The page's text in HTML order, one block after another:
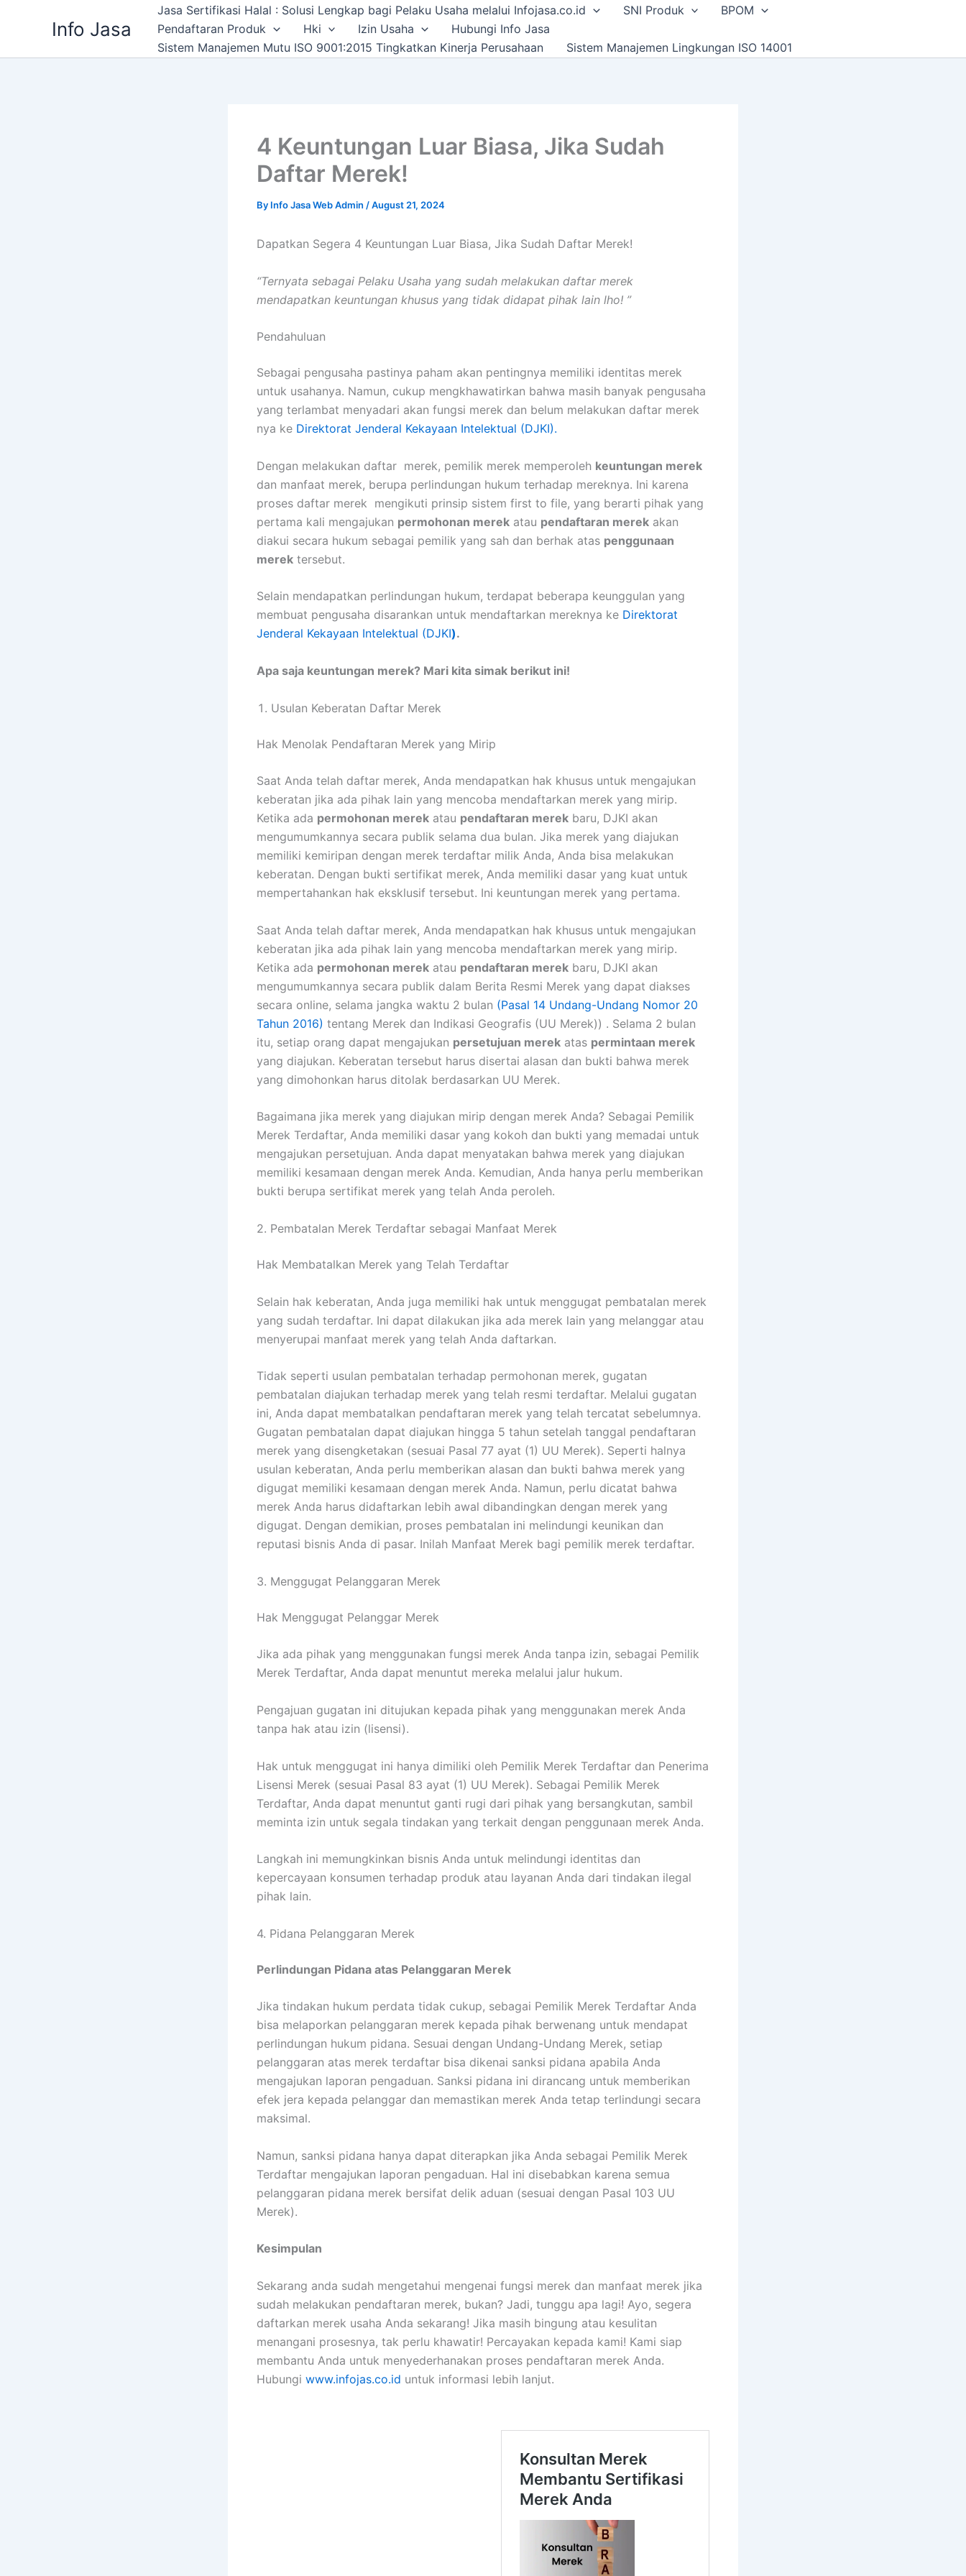
Info Jasa
Jasa Sertifikasi Halal : Solusi Lengkap bagi Pelaku Usaha melalui Infojasa.co.id SNI Produk
BPOM
Pendaftaran Produk
Hki Izin Usaha
Hubungi Info Jasa
Sistem Manajemen Mutu ISO 9001:2015 Tingkatkan Kinerja Perusahaan
Sistem Manajemen Lingkungan ISO 14001
4 Keuntungan Luar Biasa, Jika Sudah
Daftar Merek!
By Info Jasa Web Admin /August 21, 2024
Dapatkan Segera 4 Keuntungan Luar Biasa, Jika Sudah Daftar Merek!
“Ternyata sebagai Pelaku Usaha yang sudah melakukan daftar merek
mendapatkan keuntungan khusus yang tidak didapat pihak lain lho! ”
Pendahuluan
Sebagai pengusaha pastinya paham akan pentingnya memiliki identitas merek
untuk usahanya. Namun, cukup mengkhawatirkan bahwa masih banyak pengusaha
yang terlambat menyadari akan fungsi merek dan belum melakukan daftar merek
nya ke Direktorat Jenderal Kekayaan Intelektual (DJKI).
Dengan melakukan daftar merek, pemilik merek memperoleh keuntungan merek
dan manfaat merek, berupa perlindungan hukum terhadap mereknya. Ini karena
proses daftar merek mengikuti prinsip sistem first to file, yang berarti pihak yang
pertama kali mengajukan permohonan merek atau pendaftaran merek akan
diakui secara hukum sebagai pemilik yang sah dan berhak atas penggunaan
merek tersebut.
Selain mendapatkan perlindungan hukum, terdapat beberapa keunggulan yang
membuat pengusaha disarankan untuk mendaftarkan mereknya ke Direktorat
Jenderal Kekayaan Intelektual (DJKI).
Apa saja keuntungan merek? Mari kita simak berikut ini!
Usulan Keberatan Daftar Merek
Hak Menolak Pendaftaran Merek yang Mirip
Saat Anda telah daftar merek, Anda mendapatkan hak khusus untuk mengajukan
keberatan jika ada pihak lain yang mencoba mendaftarkan merek yang mirip.
Ketika ada permohonan merek atau pendaftaran merek baru, DJKI akan
mengumumkannya secara publik selama dua bulan. Jika merek yang diajukan
memiliki kemiripan dengan merek terdaftar milik Anda, Anda bisa melakukan
keberatan. Dengan bukti sertifikat merek, Anda memiliki dasar yang kuat untuk
mempertahankan hak eksklusif tersebut. Ini keuntungan merek yang pertama.
Saat Anda telah daftar merek, Anda mendapatkan hak khusus untuk mengajukan
keberatan jika ada pihak lain yang mencoba mendaftarkan merek yang mirip.
Ketika ada permohonan merek atau pendaftaran merek baru, DJKI akan
mengumumkannya secara publik dalam Berita Resmi Merek yang dapat diakses
secara online, selama jangka waktu 2 bulan (Pasal 14 Undang-Undang Nomor 20
Tahun 2016) tentang Merek dan Indikasi Geografis (UU Merek)) . Selama 2 bulan
itu, setiap orang dapat mengajukan persetujuan merek atas permintaan merek
yang diajukan. Keberatan tersebut harus disertai alasan dan bukti bahwa merek
yang dimohonkan harus ditolak berdasarkan UU Merek.
Bagaimana jika merek yang diajukan mirip dengan merek Anda? Sebagai Pemilik
Merek Terdaftar, Anda memiliki dasar yang kokoh dan bukti yang memadai untuk
mengajukan persetujuan. Anda dapat menyatakan bahwa merek yang diajukan
memiliki kesamaan dengan merek Anda. Kemudian, Anda hanya perlu memberikan
bukti berupa sertifikat merek yang telah Anda peroleh.
2. Pembatalan Merek Terdaftar sebagai Manfaat Merek
Hak Membatalkan Merek yang Telah Terdaftar
Selain hak keberatan, Anda juga memiliki hak untuk menggugat pembatalan merek
yang sudah terdaftar. Ini dapat dilakukan jika ada merek lain yang melanggar atau
menyerupai manfaat merek yang telah Anda daftarkan.
Tidak seperti usulan pembatalan terhadap permohonan merek, gugatan
pembatalan diajukan terhadap merek yang telah resmi terdaftar. Melalui gugatan
ini, Anda dapat membatalkan pendaftaran merek yang telah tercatat sebelumnya.
Gugatan pembatalan dapat diajukan hingga 5 tahun setelah tanggal pendaftaran
merek yang disengketakan (sesuai Pasal 77 ayat (1) UU Merek). Seperti halnya
usulan keberatan, Anda perlu memberikan alasan dan bukti bahwa merek yang
digugat memiliki kesamaan dengan merek Anda. Namun, perlu dicatat bahwa
merek Anda harus didaftarkan lebih awal dibandingkan dengan merek yang
digugat. Dengan demikian, proses pembatalan ini melindungi keunikan dan
reputasi bisnis Anda di pasar. Inilah Manfaat Merek bagi pemilik merek terdaftar.
3. Menggugat Pelanggaran Merek
Hak Menggugat Pelanggar Merek
Jika ada pihak yang menggunakan fungsi merek Anda tanpa izin, sebagai Pemilik
Merek Terdaftar, Anda dapat menuntut mereka melalui jalur hukum.
Pengajuan gugatan ini ditujukan kepada pihak yang menggunakan merek Anda
tanpa hak atau izin (lisensi).
Hak untuk menggugat ini hanya dimiliki oleh Pemilik Merek Terdaftar dan Penerima
Lisensi Merek (sesuai Pasal 83 ayat (1) UU Merek). Sebagai Pemilik Merek
Terdaftar, Anda dapat menuntut ganti rugi dari pihak yang bersangkutan, sambil
meminta izin untuk segala tindakan yang terkait dengan penggunaan merek Anda.
Langkah ini memungkinkan bisnis Anda untuk melindungi identitas dan
kepercayaan konsumen terhadap produk atau layanan Anda dari tindakan ilegal
pihak lain.
4. Pidana Pelanggaran Merek
Perlindungan Pidana atas Pelanggaran Merek
Jika tindakan hukum perdata tidak cukup, sebagai Pemilik Merek Terdaftar Anda
bisa melaporkan pelanggaran merek kepada pihak berwenang untuk mendapat
perlindungan hukum pidana. Sesuai dengan Undang-Undang Merek, setiap
pelanggaran atas merek terdaftar bisa dikenai sanksi pidana apabila Anda
mengajukan laporan pengaduan. Sanksi pidana ini dirancang untuk memberikan
efek jera kepada pelanggar dan memastikan merek Anda tetap terlindungi secara
maksimal.
Namun, sanksi pidana hanya dapat diterapkan jika Anda sebagai Pemilik Merek
Terdaftar mengajukan laporan pengaduan. Hal ini disebabkan karena semua
pelanggaran pidana merek bersifat delik aduan (sesuai dengan Pasal 103 UU
Merek).
Kesimpulan
Sekarang anda sudah mengetahui mengenai fungsi merek dan manfaat merek jika
sudah melakukan pendaftaran merek, bukan? Jadi, tunggu apa lagi! Ayo, segera
daftarkan merek usaha Anda sekarang! Jika masih bingung atau kesulitan
menangani prosesnya, tak perlu khawatir! Percayakan kepada kami! Kami siap
membantu Anda untuk menyederhanakan proses pendaftaran merek Anda.
Hubungi www.infojas.co.id untuk informasi lebih lanjut.